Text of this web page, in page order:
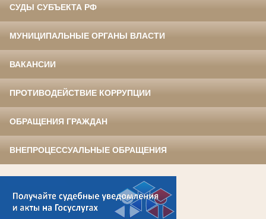
СУДЫ СУБЪЕКТА РФ
МУНИЦИПАЛЬНЫЕ ОРГАНЫ ВЛАСТИ
ВАКАНСИИ
ПРОТИВОДЕЙСТВИЕ КОРРУПЦИИ
ОБРАЩЕНИЯ ГРАЖДАН
ВНЕПРОЦЕССУАЛЬНЫЕ ОБРАЩЕНИЯ